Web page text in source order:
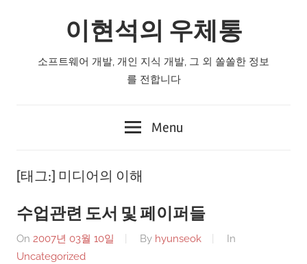
이현석의 우체통
소프트웨어 개발, 개인 지식 개발, 그 외 쏠쏠한 정보
를 전합니다
Menu
[태그:] 미디어의 이해
수업관련 도서 및 페이퍼들
On 2007년 03월 10일 By hyunseok
In
Uncategorized